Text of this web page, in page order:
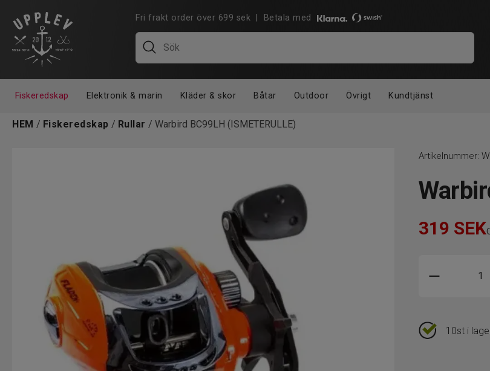
Fri frakt order över 699 sek | Betala med
Fiskeredskap Elektronik & marin Kläder & skor Båtar Outdoor Övrigt Kundtjänst
HEM / Fiskeredskap / Rullar / Warbird BC99LH (ISMETERULLE)
Artikelnummer:
319 SEK
10st i